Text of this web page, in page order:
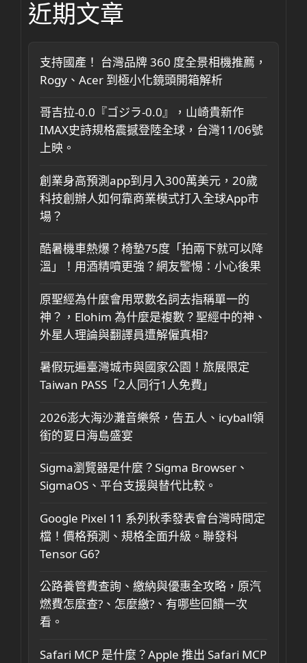
近期文章
支持國產！ 台灣品牌 360 度全景相機推薦，
Rogy、Acer 到極小化鏡頭開箱解析
哥吉拉-0.0『ゴジラ-0.0』，山崎貴新作
IMAX史詩規格震撼登陸全球，台灣11/06號
上映。
創業身高預測app到月入300萬美元，20歲
科技創辦人如何靠商業模式打入全球App市
場？
酷暑機車熱爆？椅墊75度「拍兩下就可以降
溫」！用酒精噴更強？網友警惕：小心後果
原聖經為什麼會用眾數名詞去指稱單一的
神？，Elohim 為什麼是複數？聖經中的神、
外星人理論與翻譯員遭解僱真相?
暑假玩遍臺灣城市與國家公園！旅展限定
Taiwan PASS「2人同行1人免費」
2026澎大海沙灘音樂祭，告五人、icyball領
銜的夏日海島盛宴
Sigma瀏覽器是什麼？Sigma Browser、
SigmaOS、平台支援與替代比較。
Google Pixel 11 系列秋季發表會台灣時間定
檔！價格預測、規格全面升級。聯發科
Tensor G6?
公路養管費查詢、繳納與優惠全攻略，原汽
燃費怎麼查?、怎麼繳?、有哪些回饋一次
看。
Safari MCP 是什麼？Apple 推出 Safari MCP